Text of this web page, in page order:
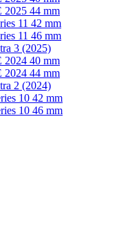
2025 44 mm
11 42 mm
11 46 mm
3 (2025)
2024 40 mm
2024 44 mm
2 (2024)
10 42 mm
10 46 mm